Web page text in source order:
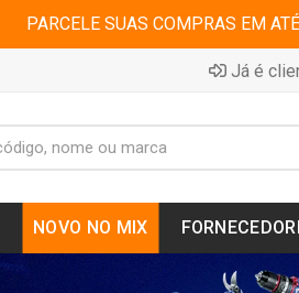
PARCELE SUAS COMPRAS EM
Já é
NOVO NO MIX